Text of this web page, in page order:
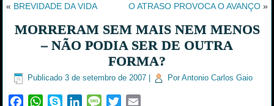
« BREVIDADE DA VIDA O ATRASO PROVOCA O AVANÇO»
MORRERAM SEM MAIS NEM MENOS
– NÃO PODIA SER DE OUTRA
FORMA?
Publicado 3 de setembro de 2007 Por Antonio Carlos Gaio
FacebookWhatsApp
Skype LinkedInMessage
Twitter